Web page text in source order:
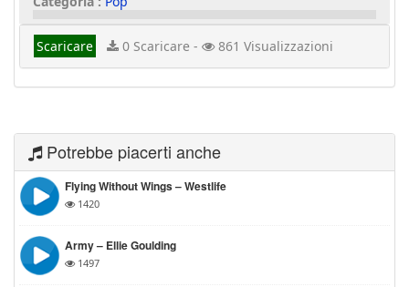
Scaricare 0 Scaricare - 861 Visualizzazioni
Potrebbe piacerti anche
Flying Without Wings – Westlife
1420
Army – Ellie Goulding
1497